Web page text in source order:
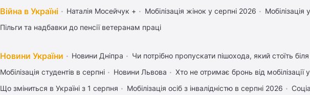
Війна в Україні Наталія Мосейчук + Мобілізація жінок у серпні 2026
Мобілізація
Пільги та надбавки до пенсії ветеранам праці
Новини України Новини Дніпра Чи потрібно пропускати пішохода, який стоїть
Мобілізація студентів в серпні
Новини Львова Хто не отримає бронь від мобілізації
Що зміниться в Україні з 1 серпня
Мобілізація осіб з інвалідністю в серпні 2026